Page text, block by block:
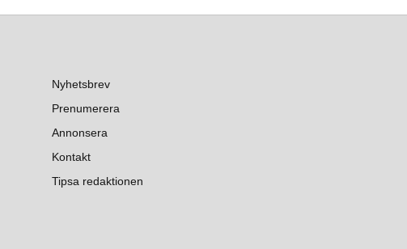
Nyhetsbrev
Prenumerera
Annonsera
Kontakt
Tipsa redaktionen